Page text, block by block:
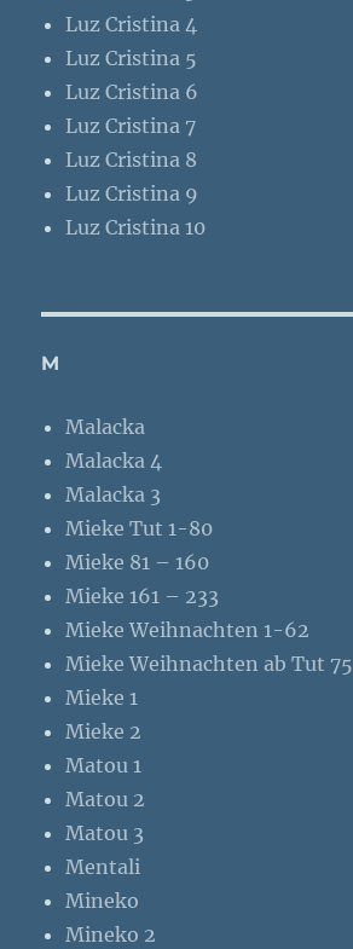
Luz Cristina 4
Luz Cristina 5
Luz Cristina 6
Luz Cristina 7
Luz Cristina 8
Luz Cristina 9
Luz Cristina 10
M
Malacka
Malacka 4
Malacka 3
Mieke Tut 1-80
Mieke 81 – 160
Mieke 161 – 233
Mieke Weihnachten 1-62
Mieke Weihnachten ab Tut 75
Mieke 1
Mieke 2
Matou 1
Matou 2
Matou 3
Mentali
Mineko
Mineko 2